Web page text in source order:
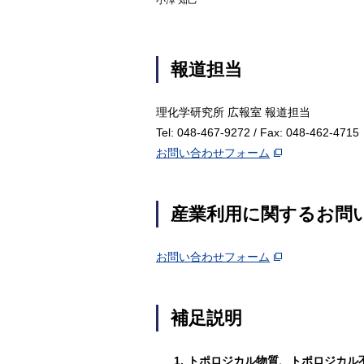
報道担当
理化学研究所 広報室 報道担当
Tel: 048-467-9272 / Fax: 048-462-4715
お問い合わせフォーム
産業利用に関するお問
お問い合わせフォーム
補足説明
1. トポロジカル物質、トポロジカル